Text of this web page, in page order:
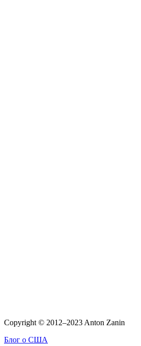
Copyright © 2012–2023 Anton Zanin
Блог о США